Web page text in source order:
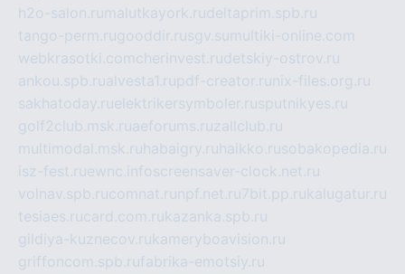
h2o-salon.ru malutkayork.rudeltaprim.spb.ru
tango-perm.rugooddir.rusgv.su multiki-online.com
webkrasotki.comcherinvest.rudetskiy-ostrov.ru
ankou.spb.rualvesta1.rupdf-creator.ru nix-files.org.ru
sakhatoday.ruelektrikersymboler.rusputnikyes.ru
golf2club.msk.ruaeforums.ruzallclub.ru
multimodal.msk.ru habaigry.ru haikko.rusobakopedia.ru
isz-fest.ruewnc.infoscreensaver-clock.net.ru
volnav.spb.rucomnat.ru npf.net.ru7bit.pp.rukalugatur.ru
tesiaes.rucard.com.rukazanka.spb.ru
gildiya-kuznecov.rukameryboavision.ru
griffoncom.spb.rufabrika-emotsiy.ru